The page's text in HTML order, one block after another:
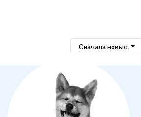
Сначала новые